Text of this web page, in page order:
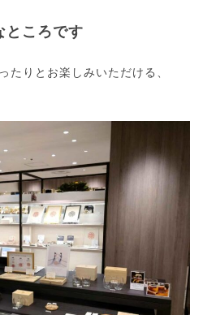
ところです
たりとお楽しみいただける、